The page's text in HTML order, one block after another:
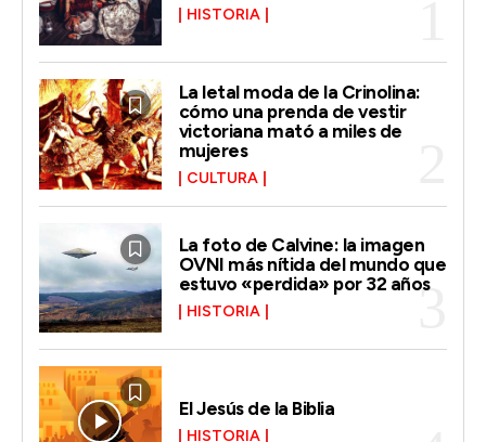
HISTORIA
La letal moda de la Crinolina:
cómo una prenda de vestir
victoriana mató a miles de
mujeres
CULTURA
La foto de Calvine: la imagen
OVNI más nítida del mundo que
estuvo «perdida» por 32 años
HISTORIA
El Jesús de la Biblia
HISTORIA